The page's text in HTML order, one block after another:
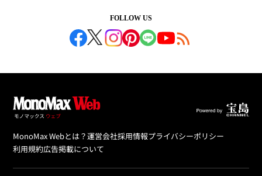
FOLLOW US
MonoMax Webとは？運営会社採用情報プライバシーポリシー
利用規約広告掲載について